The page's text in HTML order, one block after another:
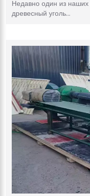
Недавно один из
древесный уголь…